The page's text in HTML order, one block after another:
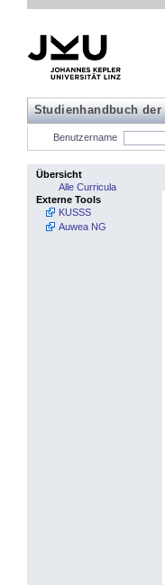
Studienhandbuch der
Benutzername
Übersicht
Alle Curricula
Externe Tools
KUSSS
Auwea NG